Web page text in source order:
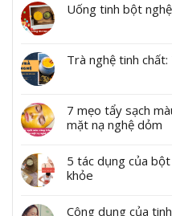
Uống tinh bột
Trà nghệ tinh
7 mẹo tẩy sạch
mặt nạ nghệ dỏm
5 tác dụng của
khỏe
Công dụng của